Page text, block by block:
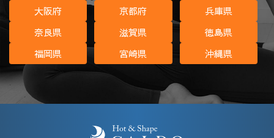
大阪府
京都府
兵庫県
奈良県
滋賀県
徳島県
福岡県
宮崎県 沖縄県